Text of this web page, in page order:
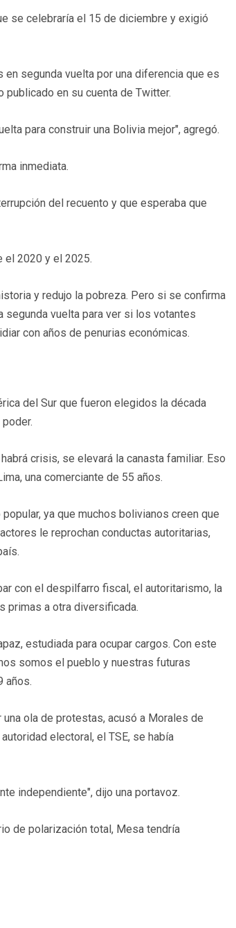
se celebraría el 15 de diciembre y exigió
segunda vuelta por una diferencia que es
en su cuenta de Twitter.
para construir una Bolivia mejor", agregó.
inmediata.
del recuento y que esperaba que
el 2020 y el 2025.
y redujo la pobreza. Pero si se confirma
segunda vuelta para ver si los votantes
con años de penurias económicas.
del Sur que fueron elegidos la década
crisis, se elevará la canasta familiar. Eso
una comerciante de 55 años.
ya que muchos bolivianos creen que
le reprochan conductas autoritarias,
con el despilfarro fiscal, el autoritarismo, la
primas a otra diversificada.
estudiada para ocupar cargos. Con este
somos el pueblo y nuestras futuras
años.
ola de protestas, acusó a Morales de
electoral, el TSE, se había
independiente", dijo una portavoz.
de polarización total, Mesa tendría